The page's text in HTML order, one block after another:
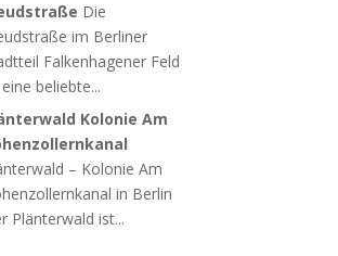
Die
im Berliner
Falkenhagener Feld
beliebte...
Kolonie Am
– Kolonie Am
in Berlin
Plänterwald ist...